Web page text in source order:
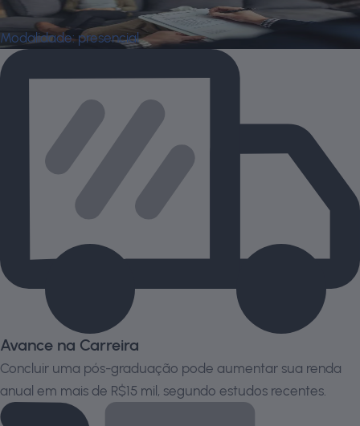
Terapia Cognitivo-Comportamental
Modalidade: presencial
Avance na Carreira
Concluir uma pós-graduação pode aumentar sua renda
anual em mais de R$15 mil, segundo estudos recentes.